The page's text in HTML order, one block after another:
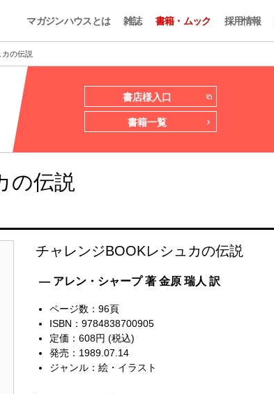
マガジンハウスとは 雑誌 書籍・ムック 採用情報
の伝説
書店様入口
書籍一覧
の伝説
チャレンジBOOKレシュカの伝説
— アレン・シャープ 著 金原 瑞人 訳
ページ数：96頁
ISBN：9784838700905
定価：608円 (税込)
発売：1989.07.14
ジャンル： 絵・イラスト